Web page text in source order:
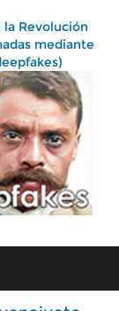
Revolución
mediante